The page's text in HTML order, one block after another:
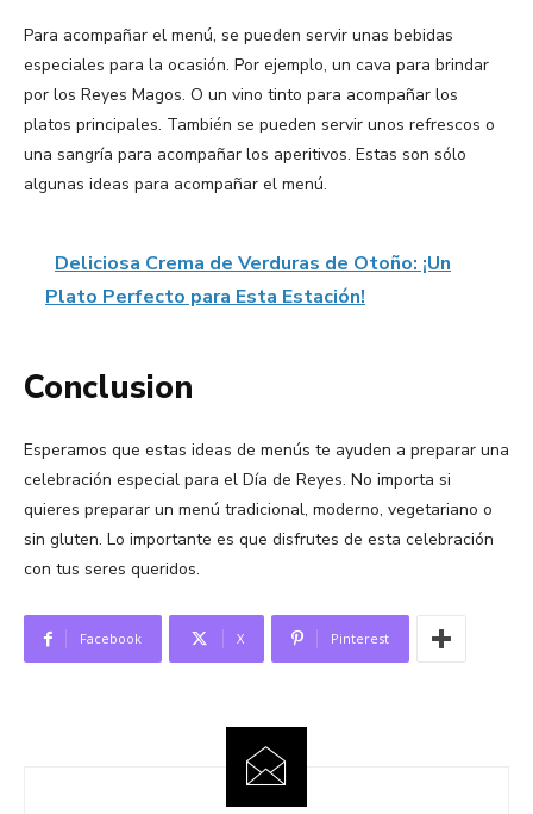
Para acompañar el menú, se pueden servir unas bebidas
especiales para la ocasión. Por ejemplo, un cava para brindar
por los Reyes Magos. O un vino tinto para acompañar los
platos principales. También se pueden servir unos refrescos o
una sangría para acompañar los aperitivos. Estas son sólo
algunas ideas para acompañar el menú.
Deliciosa Crema de Verduras de Otoño: ¡Un
Plato Perfecto para Esta Estación!
Conclusion
Esperamos que estas ideas de menús te ayuden a preparar una
celebración especial para el Día de Reyes. No importa si
quieres preparar un menú tradicional, moderno, vegetariano o
sin gluten. Lo importante es que disfrutes de esta celebración
con tus seres queridos.
Facebook X Pinterest